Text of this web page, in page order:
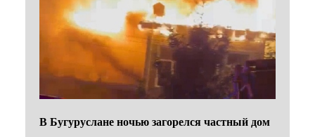
В Бугуруслане ночью загорелся частный дом